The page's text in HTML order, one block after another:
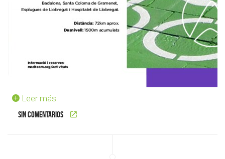
Leer más
Sin comentarios